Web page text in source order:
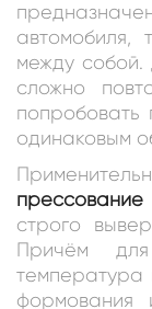
автомобиля,
между собой.
сложно
одинаковым
прессование
строго
Причём
температура
формования